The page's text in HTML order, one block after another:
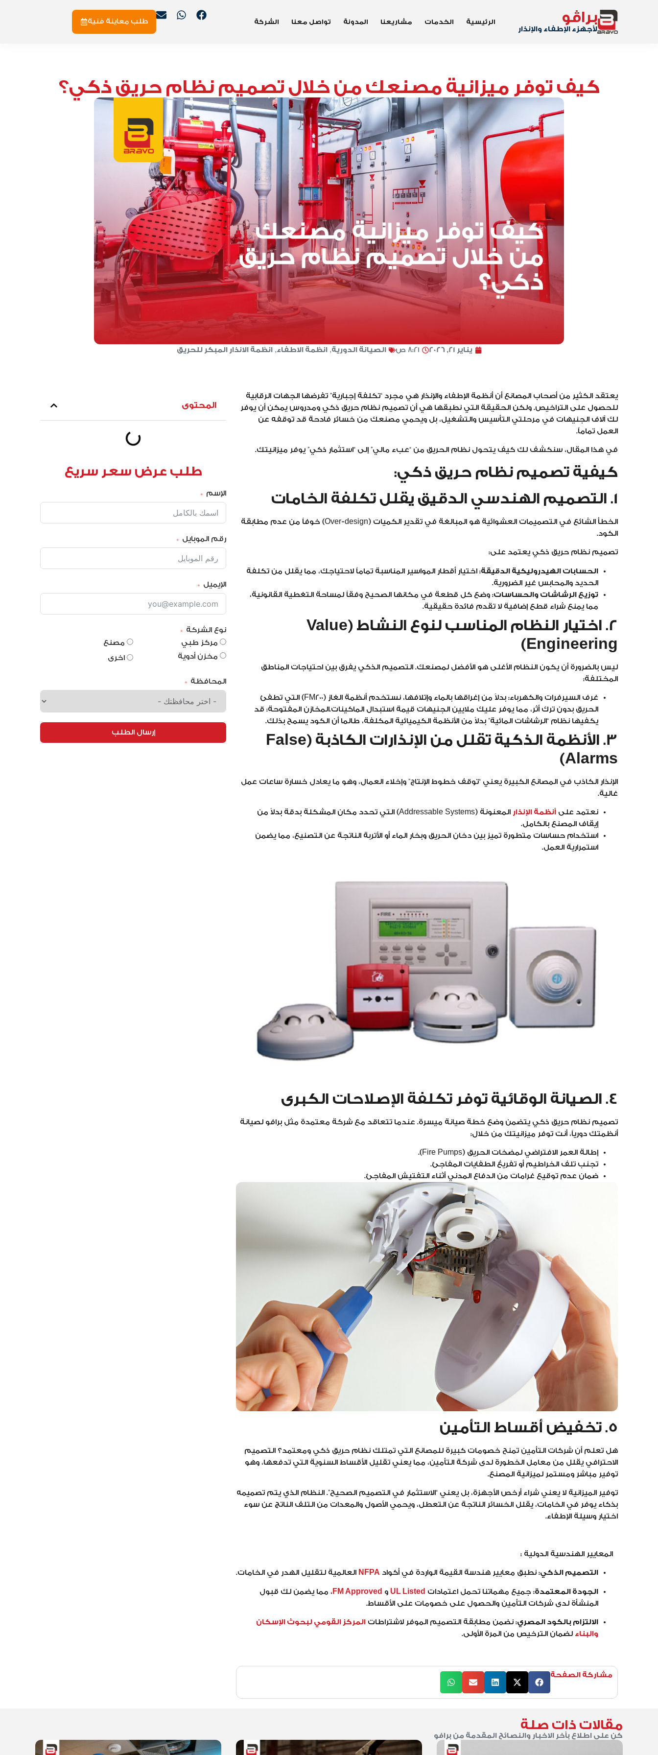
براڤو
لأجهزء الإطفاء والإنذار
الرئيسية الخدمات مشاريعنا المدونة تواصل معنا الشركة طلب معاينة فنية
كيف توفر ميزانية مصنعك من خلال تصميم نظام حريق ذكي؟
يناير 21, 2026 8:21 ص الصيانة الدورية,انظمة الاطفاء,انظمة الانذار المبكر للحريق
يعتقد الكثير من أصحاب المصانع أن أنظمة الإطفاء والإنذار هي مجرد “تكلفة إجبارية” تفرضها الجهات الرقابية
للحصول على التراخيص. ولكن الحقيقة التي نطبقها هي أن تصميم نظام حريق ذكي ومدروس يمكن أن يوفر
لك آلاف الجنيهات في مرحلتي التأسيس والتشغيل، بل ويحمي مصنعك من خسائر فادحة قد توقفه عن
العمل تماماً.
في هذا المقال، سنكشف لك كيف يتحول نظام الحريق من “عبء مالي” إلى “استثمار ذكي” يوفر ميزانيتك.
كيفية تصميم نظام حريق ذكي:
1. التصميم الهندسي الدقيق يقلل تكلفة الخامات
الخطأ الشائع في التصميمات العشوائية هو المبالغة في تقدير الكميات (Over-design) خوفاً من عدم مطابقة
الكود.
تصميم نظام حريق ذكي يعتمد على:
الحسابات الهيدروليكية الدقيقة: اختيار أقطار المواسير المناسبة تماماً لاحتياجك، مما يقلل من تكلفة
الحديد والمحابس غير الضرورية.
توزيع الرشاشات والحساسات: وضع كل قطعة في مكانها الصحيح وفقاً لمساحة التغطية القانونية،
مما يمنع شراء قطع إضافية لا تقدم فائدة حقيقية.
2. اختيار النظام المناسب لنوع النشاط (Value
Engineering)
ليس بالضرورة أن يكون النظام الأغلى هو الأفضل لمصنعك. التصميم الذكي يفرق بين احتياجات المناطق
المختلفة:
غرف السيرفرات والكهرباء: بدلاً من إغراقها بالماء وإتلافها، نستخدم أنظمة الغاز (FM200) التي تطفئ
الحريق بدون ترك أثر، مما يوفر عليك ملايين الجنيهات قيمة استبدال الماكينات.المخازن المفتوحة: قد
يكفيها نظام “الرشاشات المائية” بدلاً من الأنظمة الكيميائية المكلفة، طالما أن الكود يسمح بذلك.
3. الأنظمة الذكية تقلل من الإنذارات الكاذبة (False
Alarms)
الإنذار الكاذب في المصانع الكبيرة يعني “توقف خطوط الإنتاج” وإخلاء العمال، وهو ما يعادل خسارة ساعات عمل
غالية.
نعتمد على أنظمة الإنذار
المعنونة (Addressable Systems) التي تحدد مكان المشكلة بدقة بدلاً من
إيقاف المصنع بالكامل.
استخدام حساسات متطورة تميز بين دخان الحريق وبخار الماء أو الأتربة الناتجة عن التصنيع، مما يضمن
استمرارية العمل.
4. الصيانة الوقائية توفر تكلفة الإصلاحات الكبرى
تصميم نظام حريق ذكي يتضمن وضع خطة صيانة ميسرة. عندما تتعاقد مع شركة معتمدة مثل برافو لصيانة
أنظمتك دورياً، أنت توفر ميزانيتك من خلال:
إطالة العمر الافتراضي لمضخات الحريق (Fire Pumps).
تجنب تلف الخراطيم أو تفريغ الطفايات المفاجئ.
ضمان عدم توقيع غرامات من الدفاع المدني أثناء التفتيش المفاجئ.
5. تخفيض أقساط التأمين
هل تعلم أن شركات التأمين تمنح خصومات كبيرة للمصانع التي تمتلك نظام حريق ذكي ومعتمد؟ التصميم
الاحترافي يقلل من معامل الخطورة لدى شركة التأمين، مما يعني تقليل الأقساط السنوية التي تدفعها، وهو
توفير مباشر ومستمر لميزانية المصنع.
توفير الميزانية لا يعني شراء أرخص الأجهزة، بل يعني “الاستثمار في التصميم الصحيح”. النظام الذي يتم تصميمه
بذكاء يوفر في الخامات، يقلل الخسائر الناتجة عن التعطل، ويحمي الأصول والمعدات من التلف الناتج عن سوء
اختيار وسيلة الإطفاء.
المعايير الهندسية الدولية :
التصميم الذكي: نطبق معايير هندسة القيمة الواردة في أكواد NFPA العالمية لتقليل الهدر في الخامات.
الجودة المعتمدة: جميع مهماتنا تحمل اعتمادات UL Listed و FM Approved ، مما يضمن لك قبول
المنشأة لدى شركات التأمين والحصول على خصومات على الأقساط.
الالتزام بالكود المصري: نضمن مطابقة التصميم الموفر لاشتراطات المركز القومي لبحوث الإسكان
والبناء لضمان الترخيص من المرة الأولى.
مشاركة الصفحة
المحتوى
طلب عرض سعر سريع
الإسم
رقم الموبايل
الإيميل
نوع الشركة
مركز طبي
مصنع
مخزن أدوية
اخرى
المحافظة
إرسال الطلب
مقالات ذات صلة
كن على اطلاع بأخر الاخبار والنصائح المقدمة من برافو